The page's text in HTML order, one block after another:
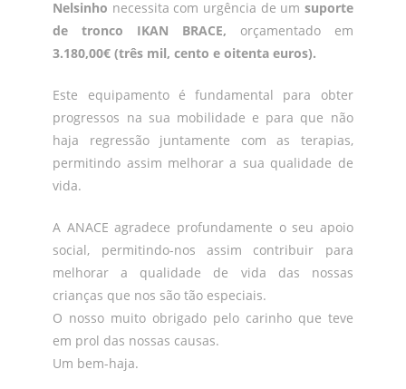
Nelsinho necessita com urgência de um suporte
de tronco IKAN BRACE, orçamentado em
3.180,00€ (três mil, cento e oitenta euros).
Este equipamento é fundamental para obter
progressos na sua mobilidade e para que não
haja regressão juntamente com as terapias,
permitindo assim melhorar a sua qualidade de
vida.
A ANACE agradece profundamente o seu apoio
social, permitindo-nos assim contribuir para
melhorar a qualidade de vida das nossas
crianças que nos são tão especiais.
O nosso muito obrigado pelo carinho que teve
em prol das nossas causas.
Um bem-haja.